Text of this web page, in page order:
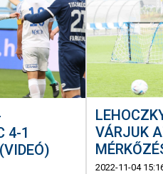
4-1
VÁRJUK
2022-11-04